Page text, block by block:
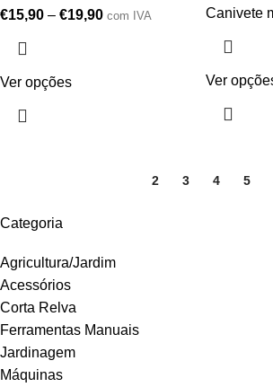
Categoria
Agricultura/Jardim
Acessórios
Corta Relva
Ferramentas Manuais
Jardinagem
Máquinas
€15,90 – €19,90 com IVA
Ver opções
Canivete
Ver
2 3 4 5